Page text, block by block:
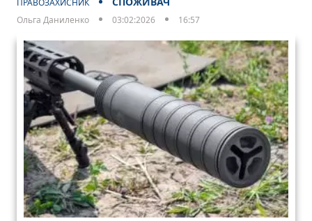
ПРАВОЗАХИСНИК
Ольга Даниленко 03:02:2026 16:57